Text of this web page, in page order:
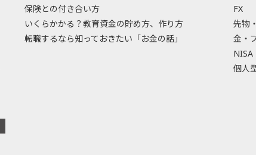
保険との付き合い方
いくらかかる？教育資金の貯め方、作り方
転職するなら知っておきたい「お金の話」
FX
先物
金・
NISA
個人